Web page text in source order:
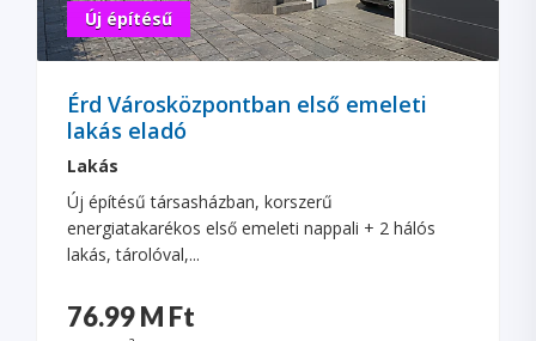
Új építésű
Érd Városközpontban első emeleti
lakás eladó
Lakás
Új építésű társasházban, korszerű
energiatakarékos első emeleti nappali + 2 hálós
lakás, tárolóval,...
76.99 M Ft